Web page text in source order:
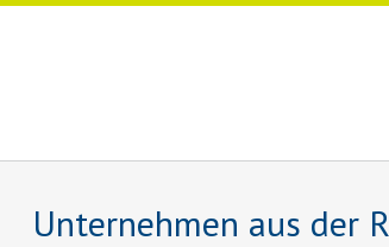
Unternehmen aus der